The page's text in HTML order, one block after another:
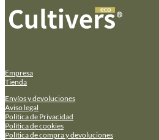
Empresa
Tienda
Envíos y devoluciones
Aviso legal
Política de Privacidad
Política de cookies
Política de compra y devoluciones